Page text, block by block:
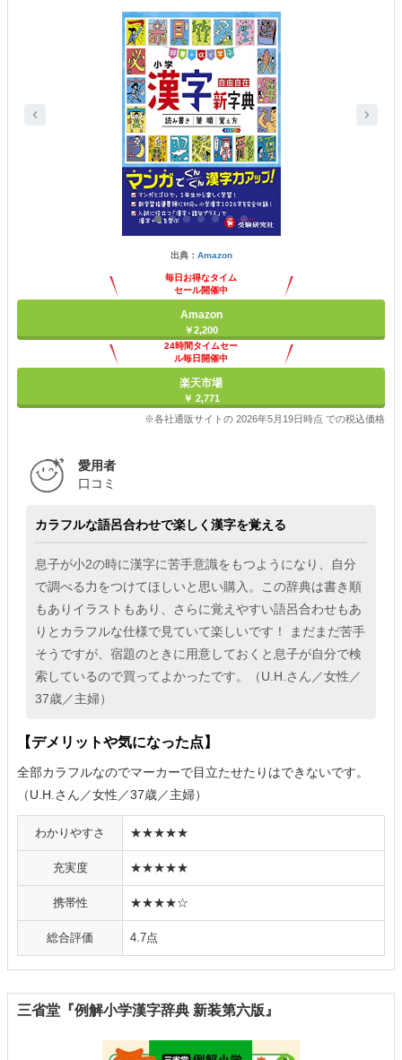
出典： Amazon
毎日お得なタイム
セール開催中
Amazon
￥2,200
24時間タイムセー
ル毎日開催中
楽天市場
￥ 2,771
※各社通販サイトの 2026年5月19日時点 での税込価格
愛用者
口コミ
カラフルな語呂合わせで楽しく漢字を覚える
息子が小2の時に漢字に苦手意識をもつようになり、自分
で調べる力をつけてほしいと思い購入。この辞典は書き順
もありイラストもあり、さらに覚えやすい語呂合わせもあ
りとカラフルな仕様で見ていて楽しいです！ まだまだ苦手
そうですが、宿題のときに用意しておくと息子が自分で検
索しているので買ってよかったです。（U.H.さん／女性／
37歳／主婦）
【デメリットや気になった点】
全部カラフルなのでマーカーで目立たせたりはできないです。
（U.H.さん／女性／37歳／主婦）
わかりやすさ ★★★★★
充実度 ★★★★★
携帯性 ★★★★☆
総合評価 4.7点
三省堂『例解小学漢字辞典 新装第六版』